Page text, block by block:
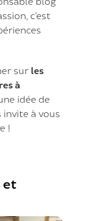
c’est
sur les
à
idée de
invite à vous
!
et